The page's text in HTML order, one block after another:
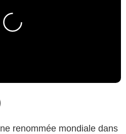
renommée mondiale dans